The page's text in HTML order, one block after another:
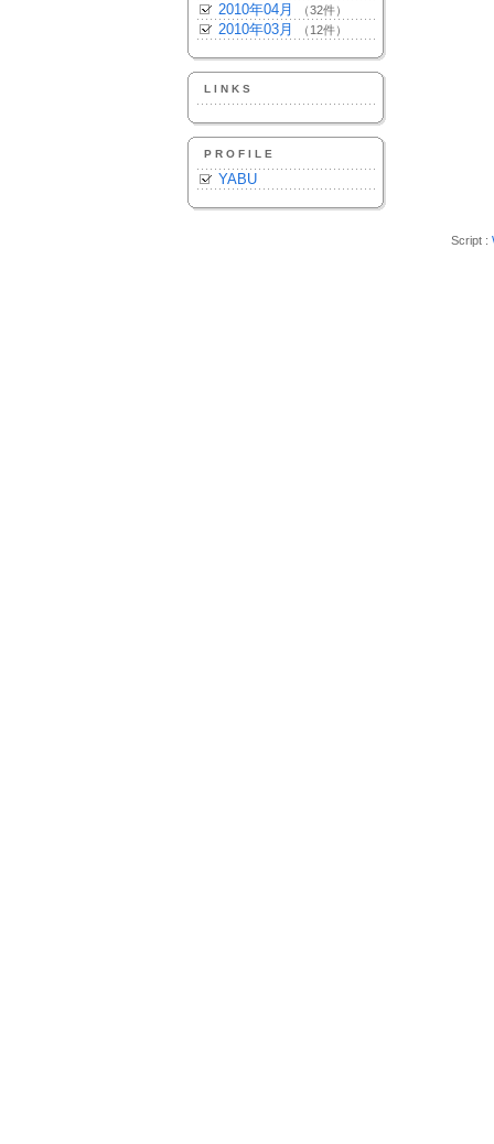
2010年04月 （32件）
2010年03月 （12件）
LINKS
PROFILE
YABU
Script :